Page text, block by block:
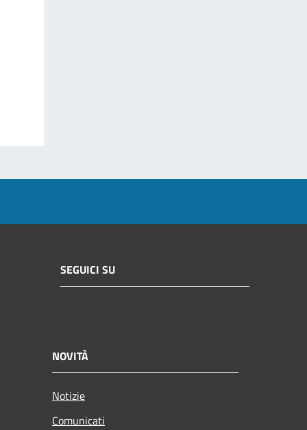
SEGUICI SU
NOVITÀ
Notizie
Comunicati